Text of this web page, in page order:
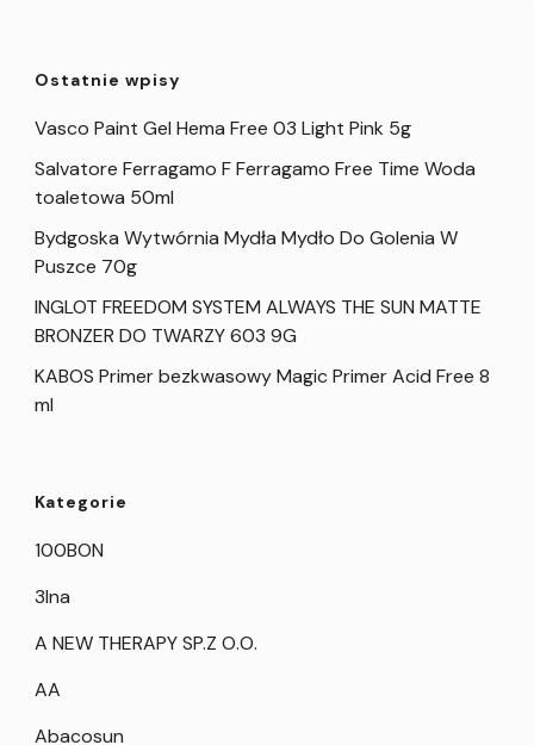
Ostatnie wpisy
Vasco Paint Gel Hema Free 03 Light Pink 5g
Salvatore Ferragamo F Ferragamo Free Time Woda
toaletowa 50ml
Bydgoska Wytwórnia Mydła Mydło Do Golenia W
Puszce 70g
INGLOT FREEDOM SYSTEM ALWAYS THE SUN MATTE
BRONZER DO TWARZY 603 9G
KABOS Primer bezkwasowy Magic Primer Acid Free 8
ml
Kategorie
100BON
3Ina
A NEW THERAPY SP.Z O.O.
AA
Abacosun